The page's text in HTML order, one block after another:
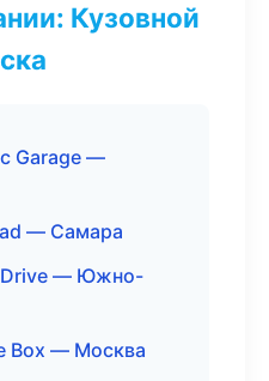
Кузовной
Garage —
— Самара
Drive — Южно-
Box — Москва